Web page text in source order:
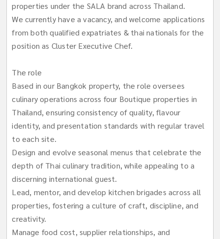
properties under the SALA brand across Thailand.
We currently have a vacancy, and welcome applications
from both qualified expatriates & thai nationals for the
position as Cluster Executive Chef.
The role
Based in our Bangkok property, the role oversees
culinary operations across four Boutique properties in
Thailand, ensuring consistency of quality, flavour
identity, and presentation standards with regular travel
to each site.
Design and evolve seasonal menus that celebrate the
depth of Thai culinary tradition, while appealing to a
discerning international guest.
Lead, mentor, and develop kitchen brigades across all
properties, fostering a culture of craft, discipline, and
creativity.
Manage food cost, supplier relationships, and